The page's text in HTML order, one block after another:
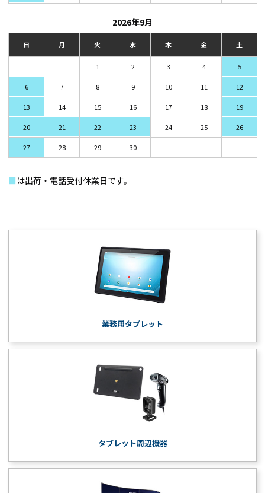
2026年9月
日 月 火 水 木 金 土
1 2 3 4 5
6 7 8 9 10 11 12
13 14 15 16 17 18 19
20 21 22 23 24 25 26
27 28 29 30
■ は出荷・電話受付休業日です。
業務用タブレット
タブレット周辺機器